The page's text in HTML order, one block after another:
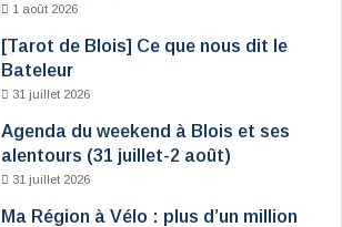
1 août 2026
[Tarot de Blois] Ce que nous dit le
Bateleur
31 juillet 2026
Agenda du weekend à Blois et ses
alentours (31 juillet-2 août)
31 juillet 2026
Ma Région à Vélo : plus d’un million